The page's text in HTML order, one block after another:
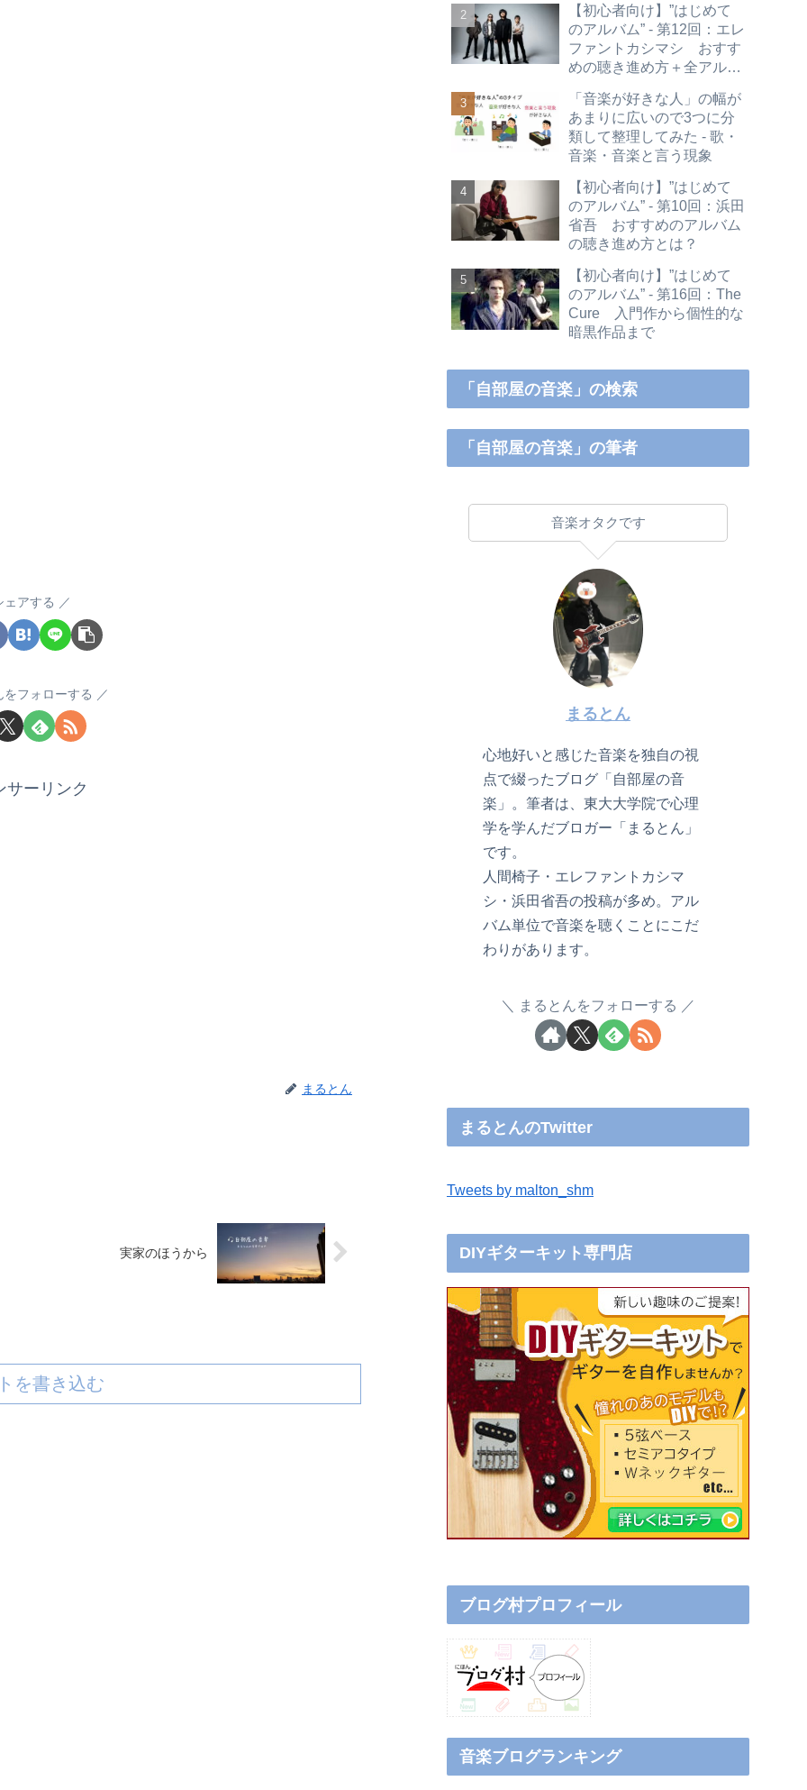
ェアする
をフォローする
サーリンク
まるとん
実家のほうから
を書き込む
【初心者向け】”はじめて
のアルバム” - 第12回：エレ
ファントカシマシ おすす
めの聴き進め方＋全アルバ
「音楽が好きな人」の幅が
あまりに広いので3つに分
類して整理してみた - 歌・
音楽・音楽と言う現象
【初心者向け】”はじめて
のアルバム” - 第10回：浜田
省吾 おすすめのアルバム
の聴き進め方とは？
【初心者向け】”はじめて
のアルバム” - 第16回：The
Cure 入門作から個性的な
暗黒作品まで
「自部屋の音楽」の検索
「自部屋の音楽」の筆者
音楽オタクです
まるとん
心地好いと感じた音楽を独自の視
点で綴ったブログ「自部屋の音
楽」。筆者は、東大大学院で心理
学を学んだブロガー「まるとん」
です。
人間椅子・エレファントカシマ
シ・浜田省吾の投稿が多め。アル
バム単位で音楽を聴くことにこだ
わりがあります。
まるとんをフォローする
まるとんのTwitter
Tweets by malton_shm
DIYギターキット専門店
ブログ村プロフィール
音楽ブログランキング